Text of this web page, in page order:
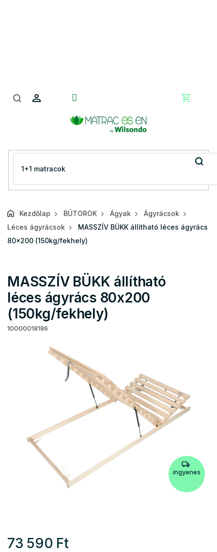
Kosár
Kezdőlap BÚTOROK Ágyak
Ágyrácsok
Léces ágyrácsok
MASSZÍV BÜKK állítható léces ágyrács
80x200 (150kg/fekhely)
MASSZÍV BÜKK állítható
léces ágyrács 80x200
(150kg/fekhely)
10000018186
ingyenes
73 590 Ft